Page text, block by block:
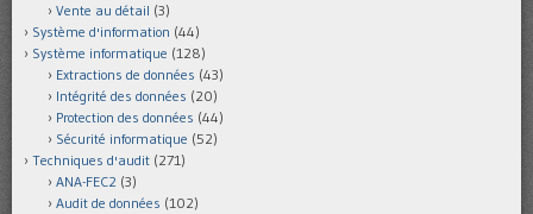
Vente au détail (3)
Système d'information (44)
Système informatique (128)
Extractions de données (43)
Intégrité des données (20)
Protection des données (44)
Sécurité informatique (52)
Techniques d'audit (271)
ANA-FEC2 (3)
Audit de données (102)